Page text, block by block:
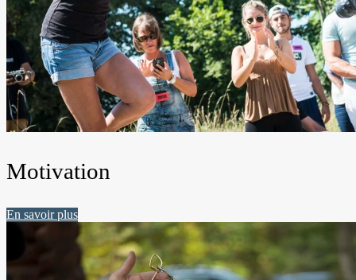
Motivation
En savoir plus